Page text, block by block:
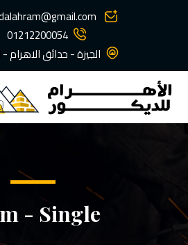
01212200054
الجيزة - حدائق الاهرام -
- Single